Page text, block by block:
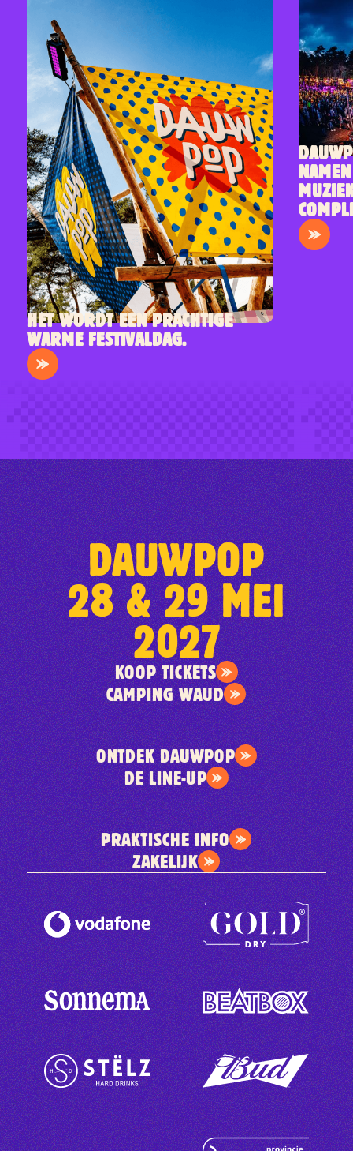
ARTIESTEN
HET WORDT EEN PRACHTIGE
WARME FESTIVALDAG.
DAUWPOP
28 & 29 MEI
2027
KOOP TICKETS
CAMPING WAUD
ONTDEK DAUWPOP
DE LINE-UP
PRAKTISCHE INFO
ZAKELIJK